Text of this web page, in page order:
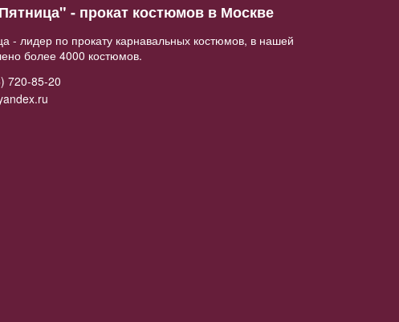
- прокат костюмов в Москве
- лидер по прокату карнавальных костюмов, в нашей
более 4000 костюмов.
720-85-20